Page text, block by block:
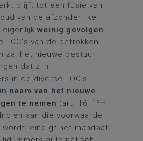
blijft tot een fusie van
van de afzonderlijke
weinig gevolgen
LOC’s van de betrokken
zal het nieuwe bestuur
dat zijn
in de diverse LOC’s
naam van het nieuwe
te nemen (art. 16, 1 ste
aan die voorwaarde
eindigt het mandaat